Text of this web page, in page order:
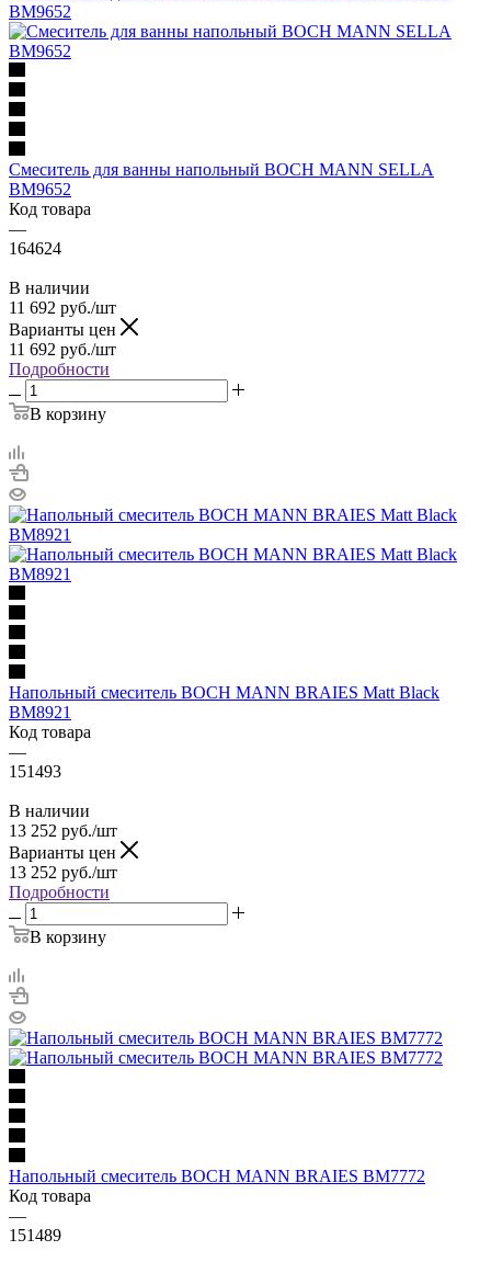
Смеситель для ванны напольный BOCH MANN SELLA
BM9652
Код товара
—
164624
В наличии
11 692 руб./шт
Варианты цен
11 692 руб./шт
Подробности
В корзину
Напольный смеситель BOCH MANN BRAIES Matt Black
BM8921
Код товара
—
151493
В наличии
13 252 руб./шт
Варианты цен
13 252 руб./шт
Подробности
В корзину
Напольный смеситель BOCH MANN BRAIES BM7772
Код товара
—
151489